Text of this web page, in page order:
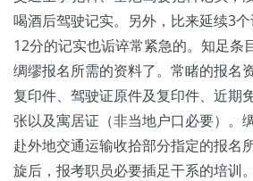
喝酒后驾驶记实。另外，比来延续3
12分的记实也诟谇常紧急的。知足条
绸缪报名所需的资料了。常睹的报名
复印件、驾驶证原件及复印件、近期
张以及寓居证（非当地户口必要）。
赴外地交通运输收拾部分指定的报名
旋后，报考职员必要插足干系的培训